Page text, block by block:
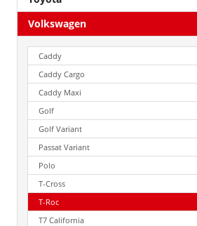
Volkswagen
Caddy
Caddy Cargo
Caddy Maxi
Golf
Golf Variant
Passat Variant
Polo
T-Cross
T-Roc
T7 California